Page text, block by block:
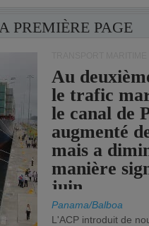
PREMIÈRE PAGE
Au
le trafic
le canal de
augmenté
mais a
manière
juin.
Panama/Balboa
L'ACP introduit de